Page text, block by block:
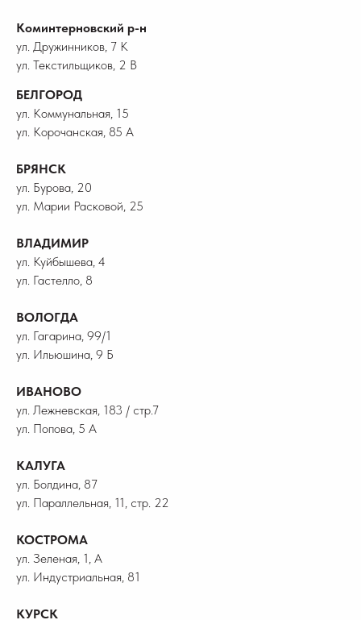
Коминтерновский р-н
ул. Дружинников, 7 К
ул. Текстильщиков, 2 В
БЕЛГОРОД
ул. Коммунальная, 15
ул. Корочанская, 85 А
БРЯНСК
ул. Бурова, 20
ул. Марии Расковой, 25
ВЛАДИМИР
ул. Куйбышева, 4
ул. Гастелло, 8
ВОЛОГДА
ул. Гагарина, 99/1
ул. Ильюшина, 9 Б
ИВАНОВО
ул. Лежневская, 183 / стр.7
ул. Попова, 5 А
КАЛУГА
ул. Болдина, 87
ул. Параллельная, 11, стр. 22
КОСТРОМА
ул. Зеленая, 1, А
ул. Индустриальная, 81
КУРСК